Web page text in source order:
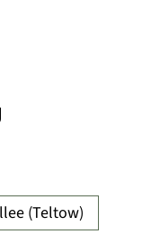
(Teltow)